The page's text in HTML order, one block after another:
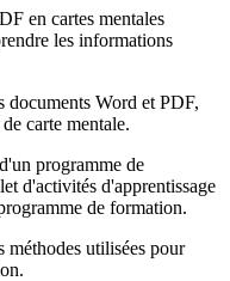
en cartes mentales
les informations
documents Word et PDF,
carte mentale.
programme de
d'activités d'apprentissage
de formation.
utilisées pour